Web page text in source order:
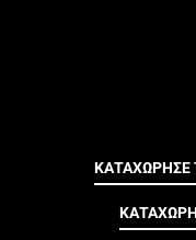
ΚΑΤΑΧΩΡΗΣΕ